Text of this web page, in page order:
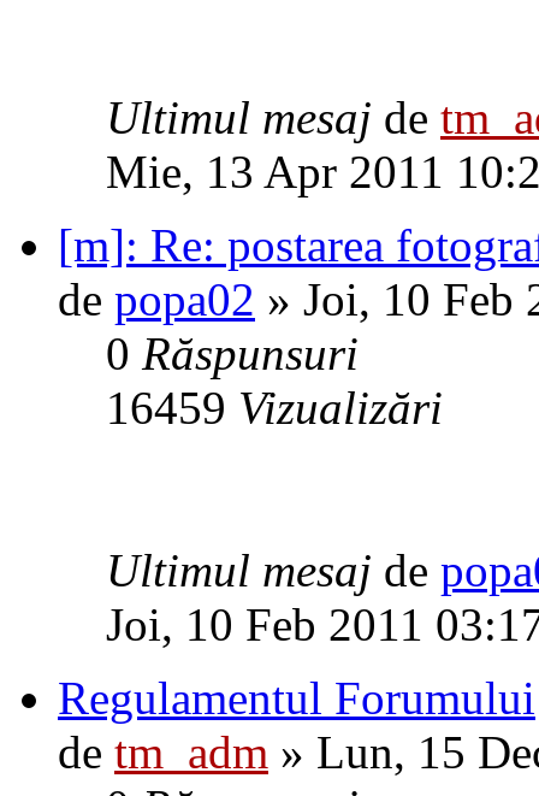
Ultimul mesaj de
Mie, 13 Apr 2011
[m]: Re: postarea
de popa02 » Joi, 10 Feb
0 Răspunsuri
16459 Vizualizări
Ultimul mesaj de
Joi, 10 Feb 2011
Regulamentul Forumului
de tm_adm » Lun, 15